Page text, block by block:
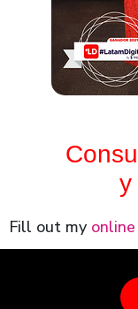
y
Fill out my